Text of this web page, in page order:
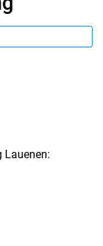
Lauenen: